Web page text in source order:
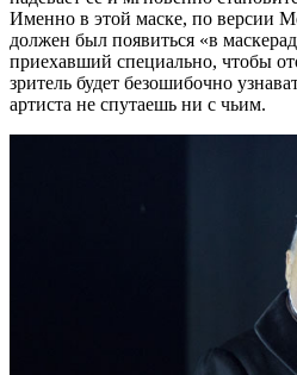
Именно в этой маске, по версии
должен был появиться «в
приехавший специально, чтобы
зритель будет безошибочно
артиста не спутаешь ни с чьим.